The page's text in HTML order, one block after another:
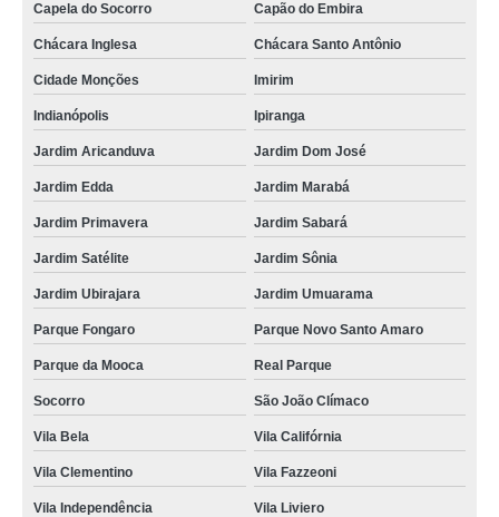
Capela do Socorro
Capão do Embira
Chácara Inglesa Chácara Santo Antônio
Cidade Monções Imirim
Indianópolis Ipiranga
Jardim Aricanduva Jardim Dom José
Jardim Edda Jardim Marabá
Jardim Primavera Jardim Sabará
Jardim Satélite Jardim Sônia
Jardim Ubirajara Jardim Umuarama
Parque Fongaro Parque Novo Santo Amaro
Parque da Mooca Real Parque
Socorro São João Clímaco
Vila Bela Vila Califórnia
Vila Clementino Vila Fazzeoni
Vila Independência Vila Liviero